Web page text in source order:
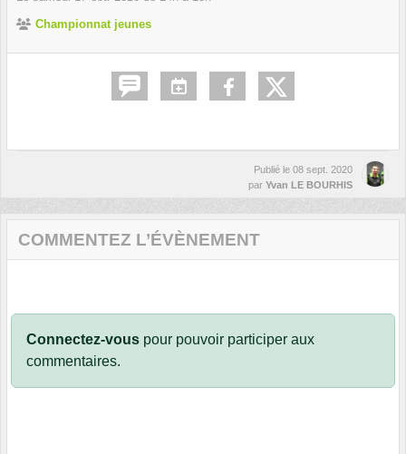
Championnat jeunes
Publié le 08 sept. 2020
par Yvan LE BOURHIS
COMMENTEZ L’ÉVÈNEMENT
Connectez-vous pour pouvoir participer aux
commentaires.